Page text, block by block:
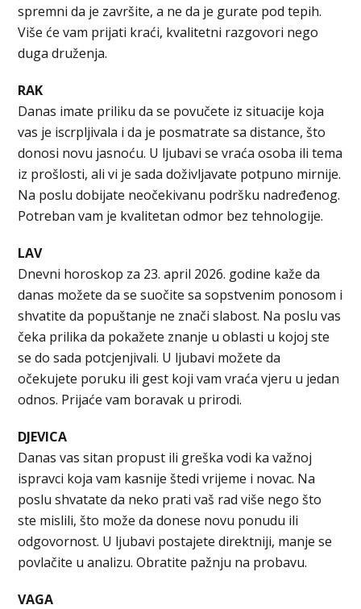
spremni da je završite, a ne da je gurate pod tepih.
Više će vam prijati kraći, kvalitetni razgovori nego
duga druženja.
RAK
Danas imate priliku da se povučete iz situacije koja
vas je iscrpljivala i da je posmatrate sa distance, što
donosi novu jasnoću. U ljubavi se vraća osoba ili tema
iz prošlosti, ali vi je sada doživljavate potpuno mirnije.
Na poslu dobijate neočekivanu podršku nadređenog.
Potreban vam je kvalitetan odmor bez tehnologije.
LAV
Dnevni horoskop za 23. april 2026. godine kaže da
danas možete da se suočite sa sopstvenim ponosom i
shvatite da popuštanje ne znači slabost. Na poslu vas
čeka prilika da pokažete znanje u oblasti u kojoj ste
se do sada potcjenjivali. U ljubavi možete da
očekujete poruku ili gest koji vam vraća vjeru u jedan
odnos. Prijaće vam boravak u prirodi.
DJEVICA
Danas vas sitan propust ili greška vodi ka važnoj
ispravci koja vam kasnije štedi vrijeme i novac. Na
poslu shvatate da neko prati vaš rad više nego što
ste mislili, što može da donese novu ponudu ili
odgovornost. U ljubavi postajete direktniji, manje se
povlačite u analizu. Obratite pažnju na probavu.
VAGA